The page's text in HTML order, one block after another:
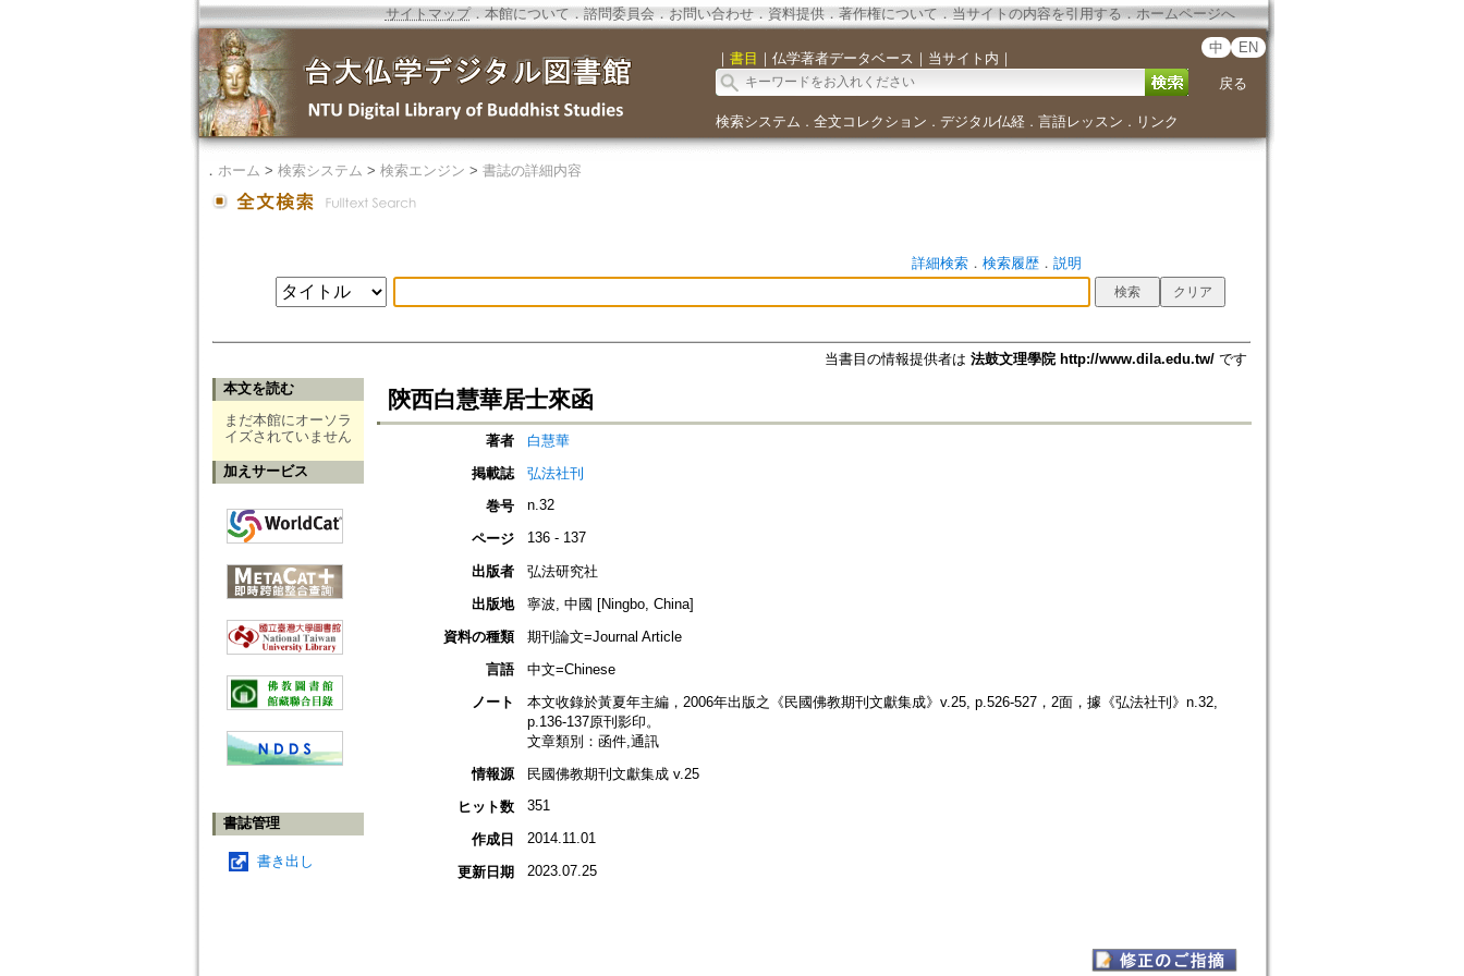
サイトマップ．本館について ． 諮問委員会． お問い合わせ． 資料提供． 著作権について．当サイトの内容を引用する ． ホームページへ
｜ 書目 ｜ 仏学著者データベース ｜ 当サイト内 ｜
中 EN
戻る
検索システム ． 全文コレクション ． デジタル仏経． 言語レッスン ． リンク
． ホーム > 検索システム > 検索エンジン > 書誌の詳細内容
詳細検索． 検索履歴． 説明
当書目の情報提供者は 法鼓文理學院 http://www.dila.edu.tw/です
本文を読む
まだ本館にオーソラ
イズされていません
加えサービス
書誌管理
書き出し
陝西白慧華居士來函
著者
白慧華
掲載誌
弘法社刊
巻号
n.32
ページ 136 - 137
出版者
弘法研究社
出版地
寧波, 中國 [Ningbo, China]
資料の種類
期刊論文=Journal Article
言語
中文=Chinese
ノート
本文收錄於黃夏年主編，2006年出版之《民國佛教期刊文獻集成》v.25, p.526-527，2面，據《弘法社刊》n.32,
p.136-137原刊影印。
文章類別：函件,通訊
情報源
民國佛教期刊文獻集成 v.25
ヒット数
351
作成日 2014.11.01
更新日期 2023.07.25